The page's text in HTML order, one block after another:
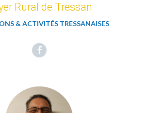
Rural de Tressan
& ACTIVITÉS TRESSANAISES
Facebook